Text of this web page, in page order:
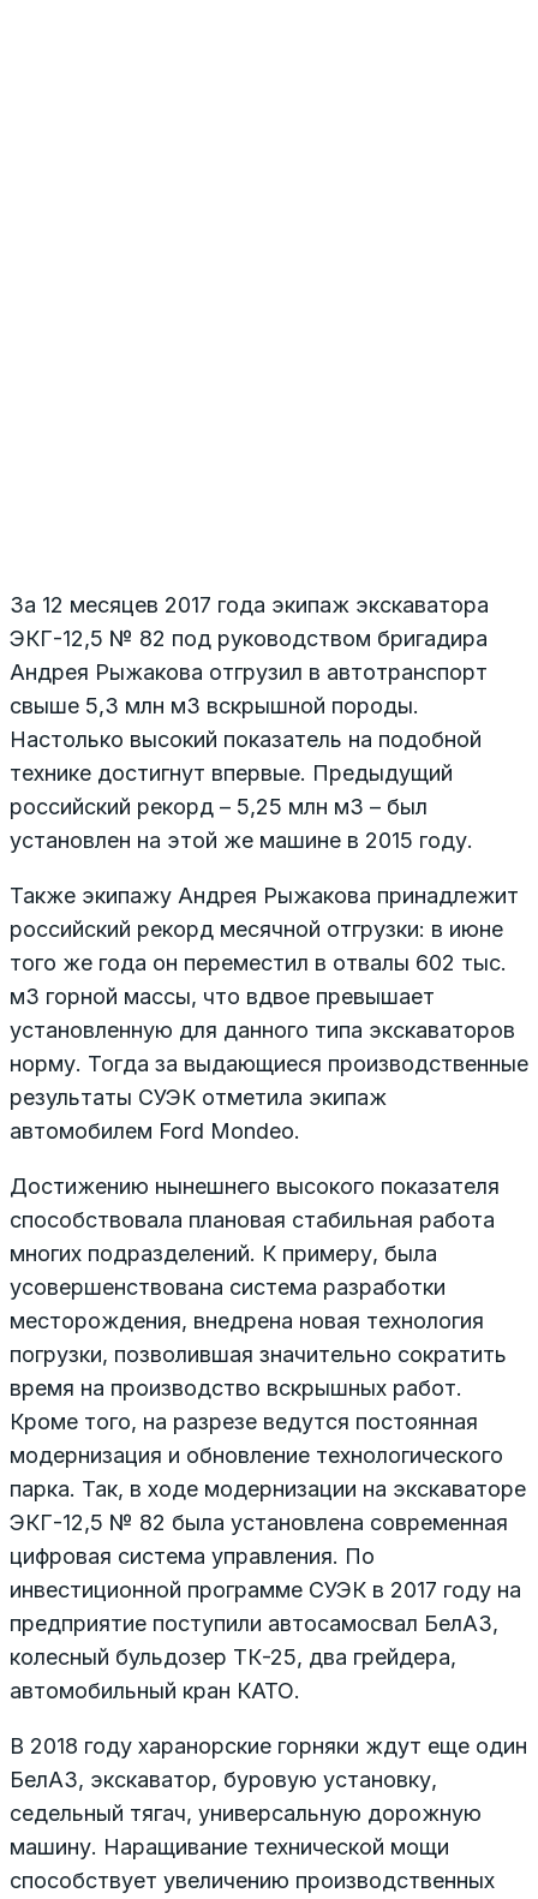
За 12 месяцев 2017 года экипаж экскаватора
ЭКГ-12,5 № 82 под руководством бригадира
Андрея Рыжакова отгрузил в автотранспорт
свыше 5,3 млн м3 вскрышной породы.
Настолько высокий показатель на подобной
технике достигнут впервые. Предыдущий
российский рекорд – 5,25 млн м3 – был
установлен на этой же машине в 2015 году.
Также экипажу Андрея Рыжакова принадлежит
российский рекорд месячной отгрузки: в июне
того же года он переместил в отвалы 602 тыс.
м3 горной массы, что вдвое превышает
установленную для данного типа экскаваторов
норму. Тогда за выдающиеся производственные
результаты СУЭК отметила экипаж
автомобилем Ford Mondeo.
Достижению нынешнего высокого показателя
способствовала плановая стабильная работа
многих подразделений. К примеру, была
усовершенствована система разработки
месторождения, внедрена новая технология
погрузки, позволившая значительно сократить
время на производство вскрышных работ.
Кроме того, на разрезе ведутся постоянная
модернизация и обновление технологического
парка. Так, в ходе модернизации на экскаваторе
ЭКГ-12,5 № 82 была установлена современная
цифровая система управления. По
инвестиционной программе СУЭК в 2017 году на
предприятие поступили автосамосвал БелАЗ,
колесный бульдозер ТК-25, два грейдера,
автомобильный кран КАТО.
В 2018 году харанорские горняки ждут еще один
БелАЗ, экскаватор, буровую установку,
седельный тягач, универсальную дорожную
машину. Наращивание технической мощи
способствует увеличению производственных